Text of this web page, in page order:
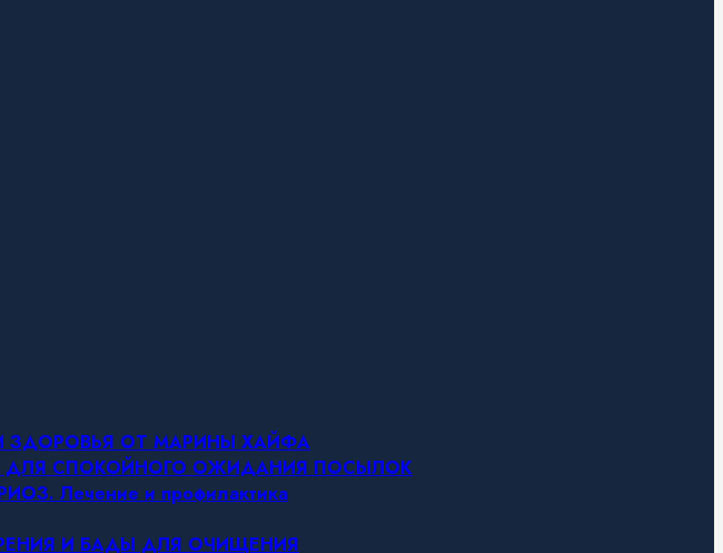
ЗДОРОВЬЯ ОТ МАРИНЫ ХАЙФА
ДЛЯ СПОКОЙНОГО ОЖИДАНИЯ ПОСЫЛОК
Лечение и профилактика
И БАДЫ ДЛЯ ОЧИЩЕНИЯ